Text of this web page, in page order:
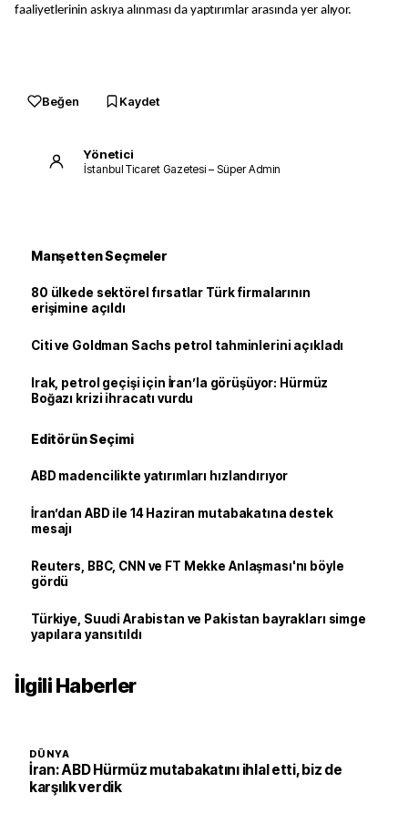
faaliyetlerinin askıya alınması da yaptırımlar arasında yer alıyor.
Beğen Kaydet
Yönetici
İstanbul Ticaret Gazetesi – Süper Admin
Manşetten Seçmeler
80 ülkede sektörel fırsatlar Türk firmalarının
erişimine açıldı
Citi ve Goldman Sachs petrol tahminlerini açıkladı
Irak, petrol geçişi için İran’la görüşüyor: Hürmüz
Boğazı krizi ihracatı vurdu
Editörün Seçimi
ABD madencilikte yatırımları hızlandırıyor
İran’dan ABD ile 14 Haziran mutabakatına destek
mesajı
Reuters, BBC, CNN ve FT Mekke Anlaşması'nı böyle
gördü
Türkiye, Suudi Arabistan ve Pakistan bayrakları simge
yapılara yansıtıldı
İlgili Haberler
DÜNYA
İran: ABD Hürmüz mutabakatını ihlal etti, biz de
karşılık verdik